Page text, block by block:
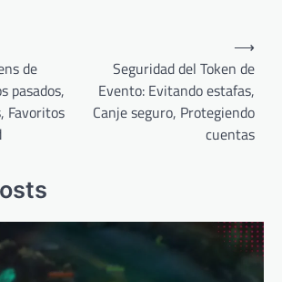
de
pasados,
Favoritos
Seguridad del Token de
Evento: Evitando estafas,
Canje seguro, Protegiendo
cuentas
⟶